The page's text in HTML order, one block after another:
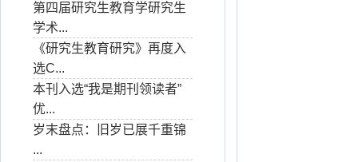
第四届研究生教育学研究生
学术...
《研究生教育研究》再度入
选C...
本刊入选“我是期刊领读者”
优...
岁末盘点：旧岁已展千重锦
...